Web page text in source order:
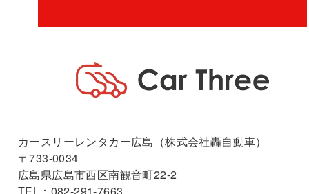
カースリーレンタカー広島（株式会社轟自動車）
〒733-0034
広島県広島市西区南観音町22-2
TEL：082-291-7663